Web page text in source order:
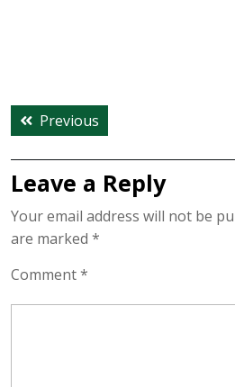
Post
navigation
Previous
post:
Leave a Reply
Your email address will not be
are marked *
Comment*